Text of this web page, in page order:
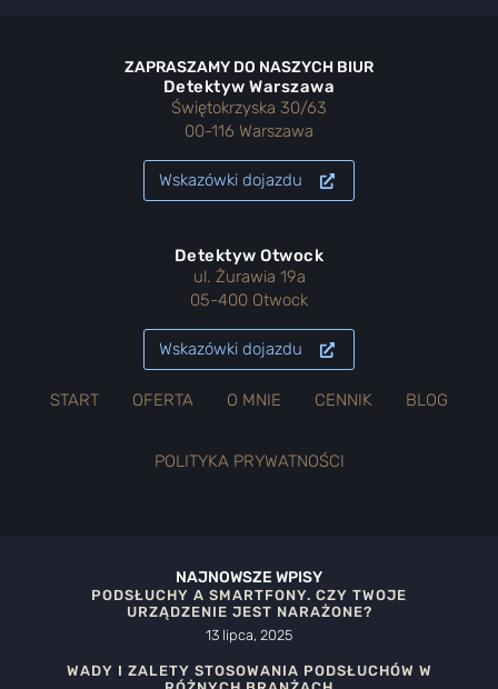
ZAPRASZAMY DO NASZYCH BIUR
Detektyw Warszawa
Świętokrzyska 30/63
00-116 Warszawa
Wskazówki dojazdu
Detektyw Otwock
ul. Żurawia 19a
05-400 Otwock
Wskazówki dojazdu
START OFERTA O MNIE CENNIK BLOG
POLITYKA PRYWATNOŚCI
NAJNOWSZE WPISY
PODSŁUCHY A SMARTFONY. CZY TWOJE
URZĄDZENIE JEST NARAŻONE?
13 lipca, 2025
WADY I ZALETY STOSOWANIA PODSŁUCHÓW W